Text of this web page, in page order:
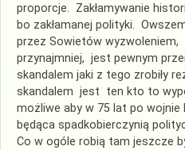
proporcje. Zakłamywanie
bo zakłamanej polityki.
przez Sowietów
przynajmniej, jest pewnym
skandalem jaki z tego zrobiły
skandalem jest ten kto to
możliwe aby w 75 lat po wojnie
będąca spadkobierczynią
Co w ogóle robią tam jeszcze